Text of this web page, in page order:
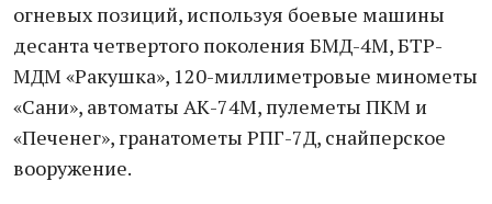
огневых позиций, используя боевые машины
десанта четвертого поколения БМД-4М, БТР-
МДМ «Ракушка», 120-миллиметровые минометы
«Сани», автоматы АК-74М, пулеметы ПКМ и
«Печенег», гранатометы РПГ-7Д, снайперское
вооружение.